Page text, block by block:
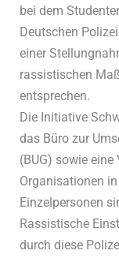
bei dem
Deutschen
einer
rassistischen
entsprechen.
Die Initiative
das Büro zur
(BUG) sowie
Organisationen
Einzelpersonen
Rassistische
durch diese